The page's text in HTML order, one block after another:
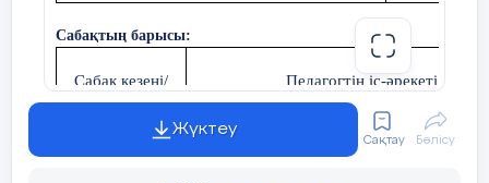
Сабақтың барысы:
Сабақ кезеңі/
Уақыты
Педагогтің іс-әрекеті
Жүктеу
Сақтау Бөлісу